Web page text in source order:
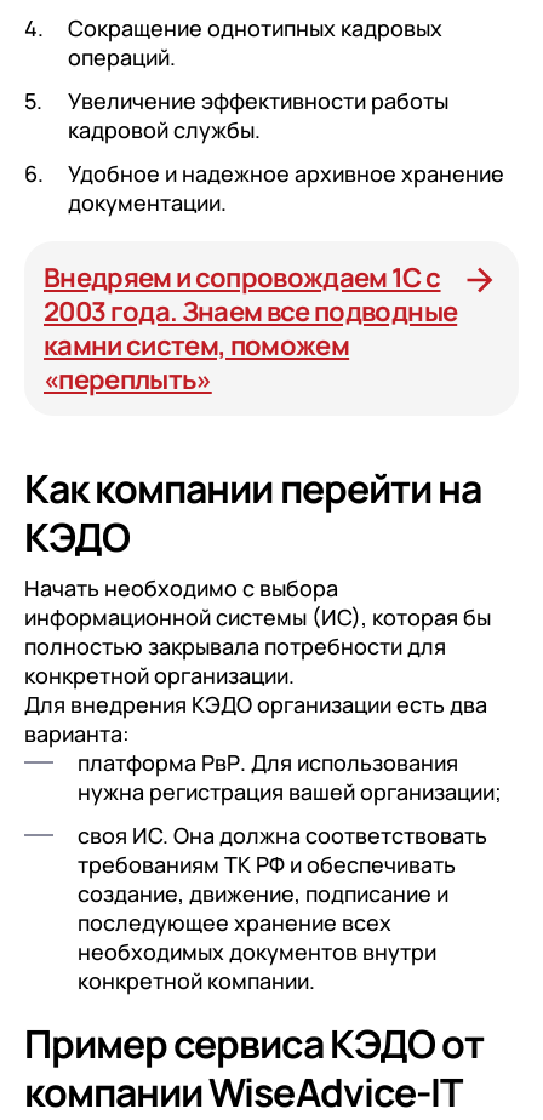
Сокращение однотипных кадровых
операций.
Увеличение эффективности работы
кадровой службы.
Удобное и надежное архивное хранение
документации.
Внедряем и сопровождаем 1С с
2003 года. Знаем все подводные
камни систем, поможем
«переплыть»
Как компании перейти на
КЭДО
Начать необходимо с выбора
информационной системы (ИС), которая бы
полностью закрывала потребности для
конкретной организации.
Для внедрения КЭДО организации есть два
варианта:
платформа РвР. Для использования
нужна регистрация вашей организации;
своя ИС. Она должна соответствовать
требованиям ТК РФ и обеспечивать
создание, движение, подписание и
последующее хранение всех
необходимых документов внутри
конкретной компании.
Пример сервиса КЭДО от
компании WiseAdvice-IT